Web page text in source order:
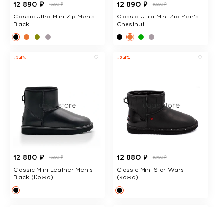
12 890 ₽ 16890 ₽
Classic Ultra Mini Zip Men's
Black
12 890 ₽ 16890 ₽
Classic Ultra Mini Zip Men's
Chestnut
-24%
12 880 ₽ 16890 ₽
Classic Mini Leather Men's
Black (Кожа)
-24%
12 880 ₽ 16790 ₽
Classic Mini Star Wars
(кожа)